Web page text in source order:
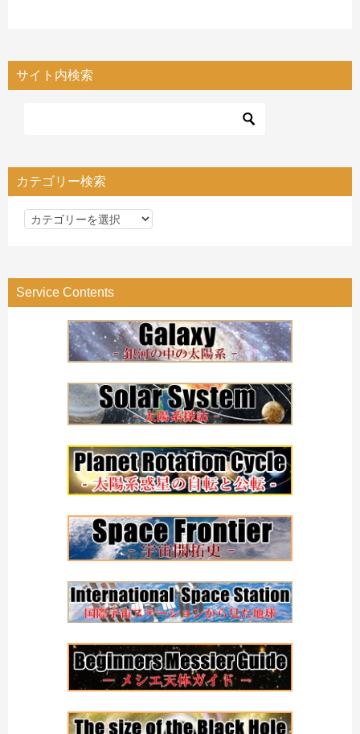
サイト内検索
カテゴリー検索
カ
リ
ー
Service Contents